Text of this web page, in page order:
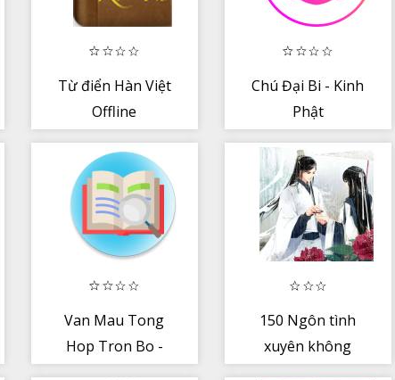
Từ điển Hàn Việt
Offline
Chú Đại Bi - Kinh
Phật
Van Mau Tong
Hop Tron Bo -
150 Ngôn tình
xuyên không